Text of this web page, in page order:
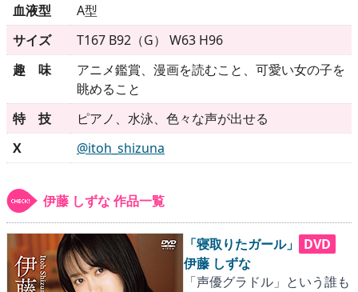
▶新作
▶次回作
▶
▶ 発売年月日
▶更新情報
▶個人情報保護について
血液型
A型
サイズ
T167 B92（G） W63 H96
趣 味
アニメ鑑賞、漫画を読むこと、可愛い女の子を
眺めること
特 技
ピアノ、水泳、色々な声が出せる
X
@itoh_shizuna
伊藤 しずな 作品一覧
「寝取りたガール」
DVD
伊藤 しずな
「声優グラドル」という誰も